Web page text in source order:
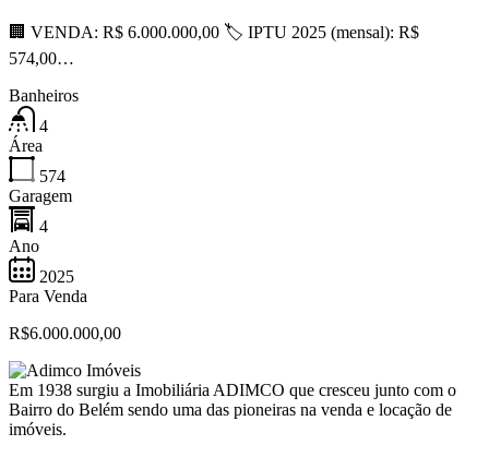
🏢 VENDA: R$ 6.000.000,00 🏷 IPTU 2025 (mensal): R$
574,00…
Banheiros
4
Área
574
Garagem
4
Ano
2025
Para Venda
R$6.000.000,00
Em 1938 surgiu a Imobiliária ADIMCO que cresceu junto com o
Bairro do Belém sendo uma das pioneiras na venda e locação de
imóveis.